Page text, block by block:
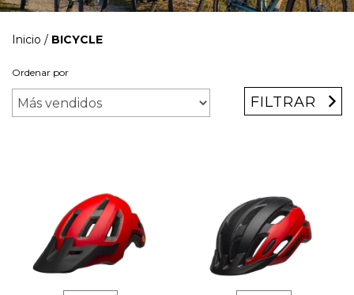
Inicio / BICYCLE
Ordenar por
FILTRAR